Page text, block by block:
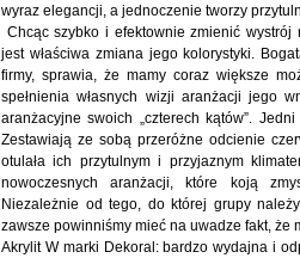
wyraz elegancji, a jednoczenie tworzy
Chcąc szybko i efektownie zmienić wystrój
jest właściwa zmiana jego kolorystyki.
firmy, sprawia, że mamy coraz większe
spełnienia własnych wizji aranżacji jego
aranżacyjne swoich „czterech kątów”.
Zestawiają ze sobą przeróżne odcienie
otulała ich przytulnym i przyjaznym
nowoczesnych aranżacji, które koją
Niezależnie od tego, do której grupy
zawsze powinniśmy mieć na uwadze fakt, że
Akrylit W marki Dekoral: bardzo wydajna i